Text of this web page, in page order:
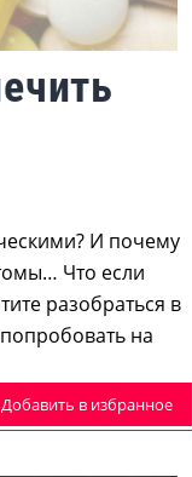
И почему
Что если
разобраться в
на
Добавить в избранное